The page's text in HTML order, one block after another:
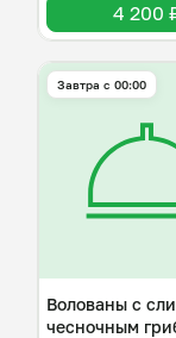
4 200
Завтра c 00:00
Волованы с
чесночным грибным